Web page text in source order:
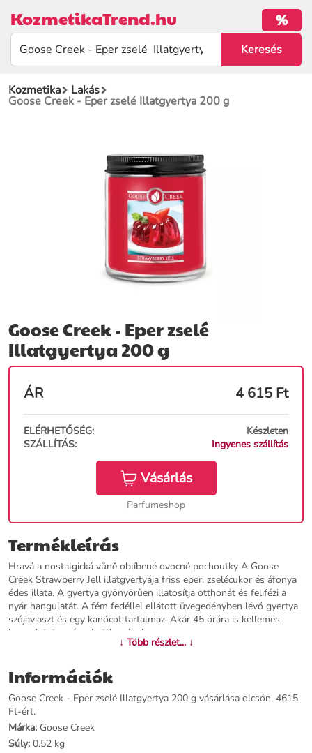
KozmetikaTrend.hu %
Kozmetika Lakás
Goose Creek - Eper zselé Illatgyertya 200 g
Goose Creek - Eper zselé
Illatgyertya 200 g
ÁR 4 615 Ft
ELÉRHETŐSÉG:
Készleten
SZÁLLÍTÁS:
Ingyenes szállítás
Vásárlás
Parfumeshop
Termékleírás
Hravá a nostalgická vůně oblíbené ovocné pochoutky A Goose
Creek Strawberry Jell illatgyertyája friss eper, zselécukor és áfonya
édes illata. A gyertya gyönyörűen illatosítja otthonát és felifézi a
nyár hangulatát. A fém fedéllel ellátott üvegedényben lévő gyertya
szójaviaszt és egy kanócot tartalmaz. Akár 45 órára is kellemes
hangulatot varázsol otthonába!
↓ Több részlet... ↓
Információk
Goose Creek - Eper zselé Illatgyertya 200 g vásárlása olcsón, 4615
Ft-ért.
Márka: Goose Creek
Súly: 0.52 kg